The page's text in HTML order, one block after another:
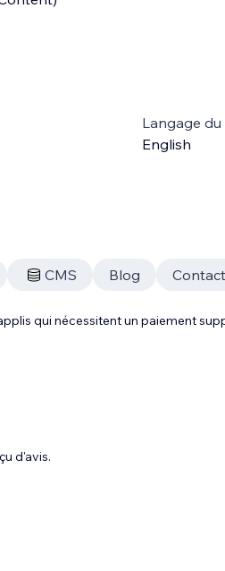
Langage
English
CMS Blog
qui nécessitent un paiement
d'avis.